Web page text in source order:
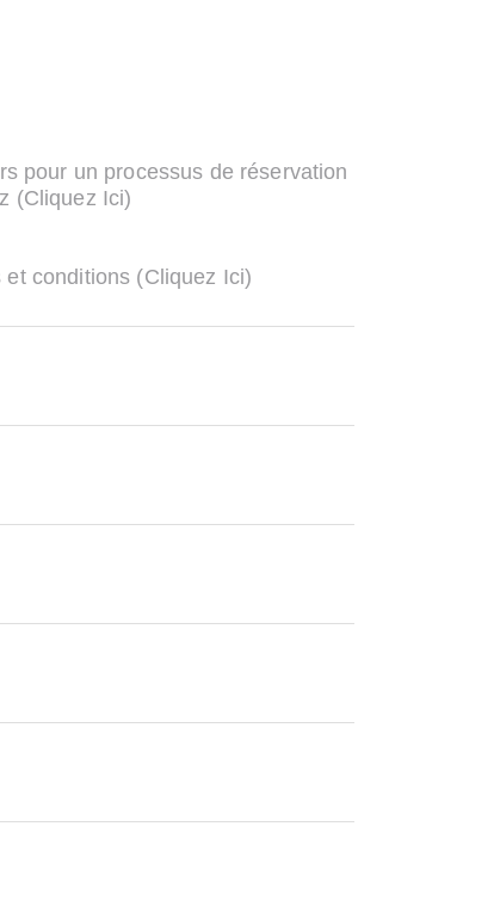
pour un processus de réservation
(Cliquez Ici)
et conditions (Cliquez Ici)